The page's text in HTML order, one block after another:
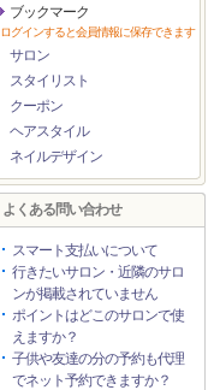
ブックマーク
ログインすると会員情報に保存できます
サロン
スタイリスト
クーポン
ヘアスタイル
ネイルデザイン
よくある問い合わせ
スマート支払いについて
行きたいサロン・近隣のサロ
ンが掲載されていません
ポイントはどこのサロンで使
えますか？
子供や友達の分の予約も代理
でネット予約できますか？